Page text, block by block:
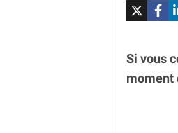
Si vous
moment